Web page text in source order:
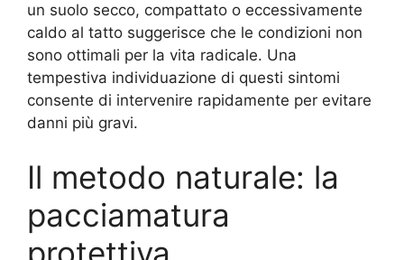
un suolo secco, compattato o eccessivamente
caldo al tatto suggerisce che le condizioni non
sono ottimali per la vita radicale. Una
tempestiva individuazione di questi sintomi
consente di intervenire rapidamente per evitare
danni più gravi.
Il metodo naturale: la
pacciamatura